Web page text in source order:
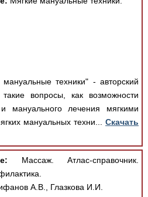
техники" - авторский
вопросы, как возможности
мануального лечения мягкими
мануальных техни...Скачать
Массаж. Атлас-справочник.
А.В., Глазкова И.И.